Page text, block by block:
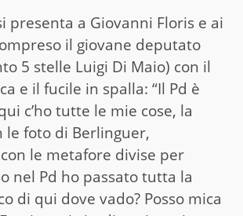
presenta a Giovanni Floris e ai
il giovane deputato
5 stelle Luigi Di Maio) con il
e il fucile in spalla: “Il Pd è
c’ho tutte le mie cose, la
le foto di Berlinguer,
le metafore divise per
nel Pd ho passato tutta la
di qui dove vado? Posso mica